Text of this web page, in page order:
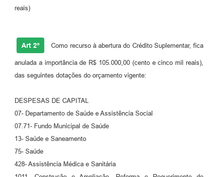
Editais
Sic
Transparência dos recursos municipais empregado no
combate à pandemia do COVID -19
Lei Aldir Blanc
Prestação de Contas Secretária de Saúde
Prestação de Contas Secretaria de Educação
reais)
Art 2º Como recurso à abertura do Crédito Suplementar, fica
anulada a importância de R$ 105.000,00 (cento e cinco mil reais),
das seguintes dotações do orçamento vigente:
DESPESAS DE CAPITAL
07- Departamento de Saúde e Assistência Social
07.71- Fundo Municipal de Saúde
13- Saúde e Saneamento
75- Saúde
428- Assistência Médica e Sanitária